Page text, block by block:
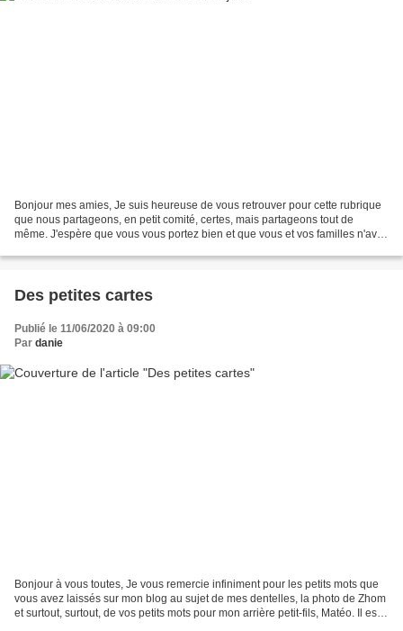
Bonjour mes amies, Je suis heureuse de vous retrouver pour cette rubrique
que nous partageons, en petit comité, certes, mais partageons tout de
même. J'espère que vous vous portez bien et que vous et vos familles n'avez
Des petites cartes
Publié le 11/06/2020 à 09:00
Par danie
Bonjour à vous toutes, Je vous remercie infiniment pour les petits mots que
vous avez laissés sur mon blog au sujet de mes dentelles, la photo de Zhom
et surtout, surtout, de vos petits mots pour mon arrière petit-fils, Matéo. Il est